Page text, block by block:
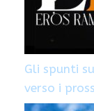
Gli spunti
verso i